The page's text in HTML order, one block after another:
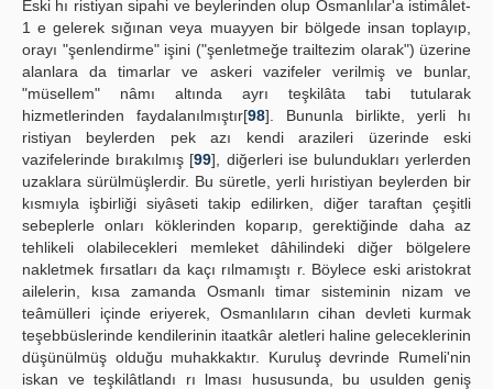
Eski hı ristiyan sipahi ve beylerinden olup Osmanlılar'a istimâlet-
1 e gelerek sığınan veya muayyen bir bölgede insan toplayıp,
orayı "şenlendirme" işini ("şenletmeğe trailtezim olarak") üzerine
alanlara da timarlar ve askeri vazifeler verilmiş ve bunlar,
"müsellem" nâmı altında ayrı teşkilâta tabi tutularak
hizmetlerinden faydalanılmıştır[98]. Bununla birlikte, yerli hı
ristiyan beylerden pek azı kendi arazileri üzerinde eski
vazifelerinde bırakılmış [99], diğerleri ise bulundukları yerlerden
uzaklara sürülmüşlerdir. Bu süretle, yerli hıristiyan beylerden bir
kısmıyla işbirliği siyâseti takip edilirken, diğer taraftan çeşitli
sebeplerle onları köklerinden koparıp, gerektiğinde daha az
tehlikeli olabilecekleri memleket dâhilindeki diğer bölgelere
nakletmek fırsatları da kaçı rılmamıştı r. Böylece eski aristokrat
ailelerin, kısa zamanda Osmanlı timar sisteminin nizam ve
teâmülleri içinde eriyerek, Osmanlıların cihan devleti kurmak
teşebbüslerinde kendilerinin itaatkâr aletleri haline geleceklerinin
düşünülmüş olduğu muhakkaktır. Kuruluş devrinde Rumeli'nin
iskan ve teşkilâtlandı rı lması hususunda, bu usulden geniş